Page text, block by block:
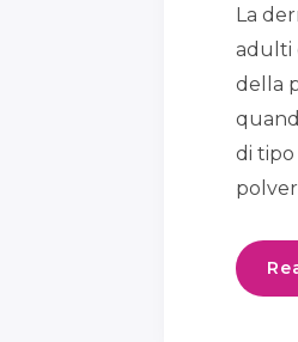
La
adulti
della
di tipo